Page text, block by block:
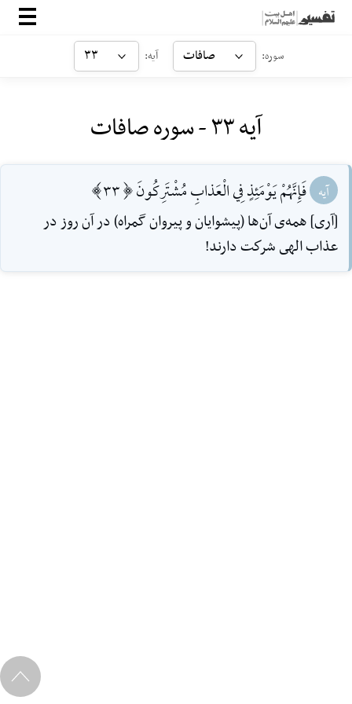
صفحه‌اصلی
ارتباط با ما
سوره: صافات آیه: ۳۳
آیه ۳۳ - سوره صافات
آیه فَإِنَّهُمْ يَوْمَئِذٍ فِي الْعَذابِ مُشْتَرِكُونَ [33]
[آرى] همه‌ی آن‌ها (پيشوايان و پيروان گمراه) در آن روز در
عذاب الهى شركت دارند!